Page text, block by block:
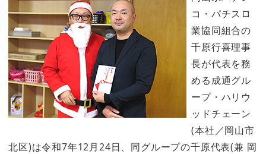
コ・パチスロ
業協同組合の
千原行喜理事
長が代表を務
める成通グル
ープ・ハリウ
ッドチェーン
(本社／岡山市
北区)は令和7年12月24日、同グループの千原代表(兼 岡